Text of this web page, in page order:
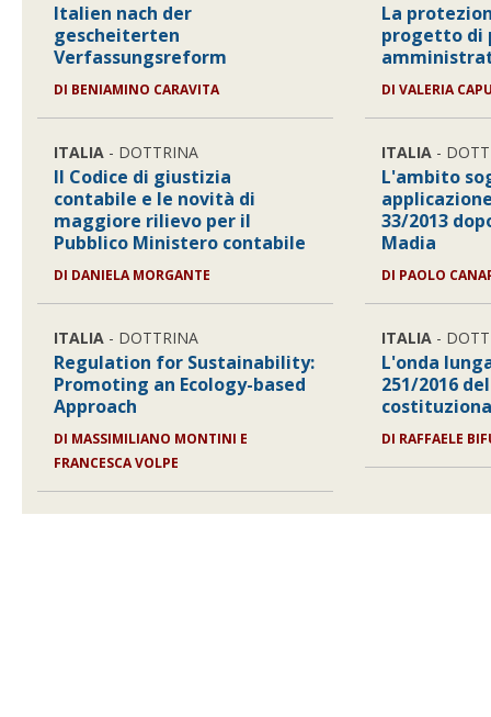
Italien nach der
gescheiterten
Verfassungsreform
DI BENIAMINO CARAVITA
ITALIA - DOTTRINA
Il Codice di giustizia
contabile e le novità di
maggiore rilievo per il
Pubblico Ministero contabile
DI DANIELA MORGANTE
ITALIA - DOTTRINA
Regulation for Sustainability:
Promoting an Ecology-based
Approach
DI MASSIMILIANO MONTINI E
FRANCESCA VOLPE
La
progetto di
DIVALERIA
ITALIA -
L'ambito
33/2013
Madia
DI PAOLO
ITALIA -
L'onda
251/2016
DI RAFFAELE